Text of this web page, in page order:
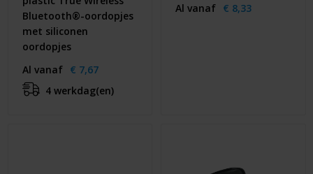
Bluetooth®-oordopjes
met siliconen
oordopjes
Al vanaf € 7,67
4 werkdag(en)
Al vanaf € 8,33